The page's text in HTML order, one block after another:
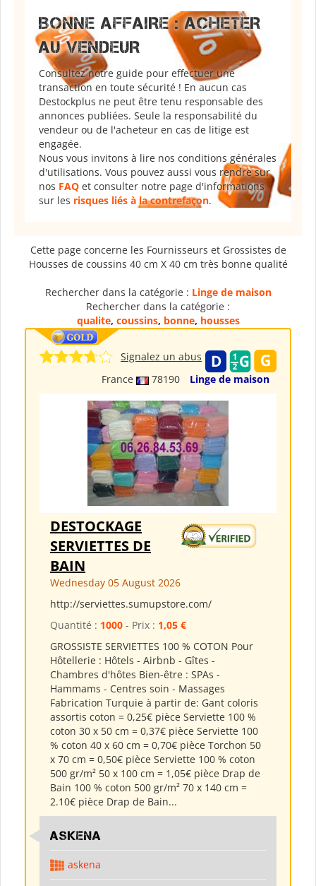
BONNE AFFAIRE : ACHETER
AU VENDEUR
Consultez notre guide pour effectuer une
transaction en toute sécurité ! En aucun cas
Destockplus ne peut être tenu responsable des
annonces publiées. Seule la responsabilité du
vendeur ou de l'acheteur en cas de litige est
engagée.
Nous vous invitons à lire nos conditions générales
d'utilisations. Vous pouvez aussi vous rendre sur
nos FAQ et consulter notre page d'informations
sur les risques liés à la contrefaçon.
Cette page concerne les Fournisseurs et Grossistes de
Housses de coussins 40 cm X 40 cm très bonne qualité
Rechercher dans la catégorie : Linge de maison
Rechercher dans la catégorie :
qualite, coussins, bonne, housses
France 78190 Linge de maison
Signalez un abus
DESTOCKAGE
SERVIETTES DE
BAIN
Wednesday 05 August 2026
http://serviettes.sumupstore.com/
Quantité : 1000 - Prix : 1,05 €
GROSSISTE SERVIETTES 100 % COTON Pour
Hôtellerie : Hôtels - Airbnb - Gîtes -
Chambres d'hôtes Bien-être : SPAs -
Hammams - Centres soin - Massages
Fabrication Turquie à partir de: Gant coloris
assortis coton = 0,25€ pièce Serviette 100 %
coton 30 x 50 cm = 0,37€ pièce Serviette 100
% coton 40 x 60 cm = 0,70€ pièce Torchon 50
x 70 cm = 0,50€ pièce Serviette 100 % coton
500 gr/m² 50 x 100 cm = 1,05€ pièce Drap de
Bain 100 % coton 500 gr/m² 70 x 140 cm =
2.10€ pièce Drap de Bain...
ASKENA
askena